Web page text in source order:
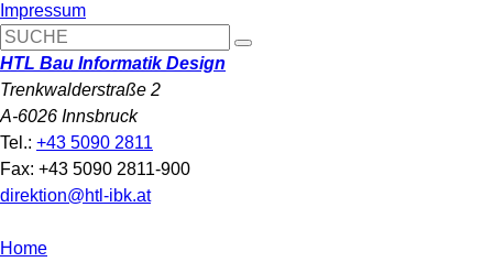
Impressum
HTL Bau Informatik Design
Trenkwalderstraße 2
A-6026 Innsbruck
Tel.: +43 5090 2811
Fax: +43 5090 2811-900
direktion@htl-ibk.at
Home